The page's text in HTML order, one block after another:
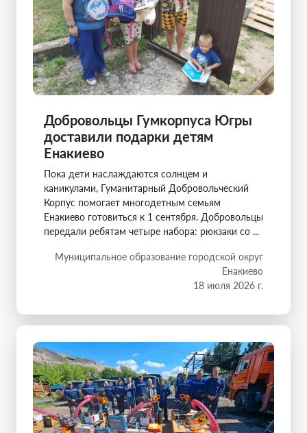
Добровольцы Гумкорпуса Югры
доставили подарки детям
Енакиево
Пока дети наслаждаются солнцем и
каникулами, Гуманитарный Добровольческий
Корпус помогает многодетным семьям
Енакиево готовиться к 1 сентября. Добровольцы
передали ребятам четыре набора: рюкзаки со ...
Муниципальное образование городской округ
Енакиево
18 июля 2026 г.